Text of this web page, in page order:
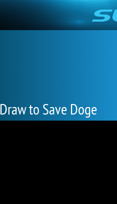
Draw to Save Doge